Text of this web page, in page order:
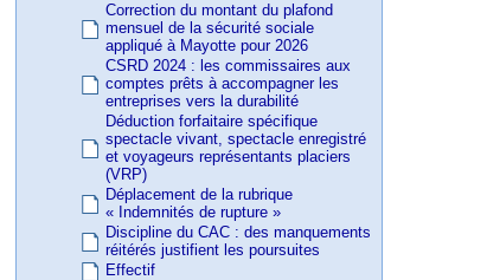
Correction du montant du plafond
mensuel de la sécurité sociale
appliqué à Mayotte pour 2026
CSRD 2024 : les commissaires aux
comptes prêts à accompagner les
entreprises vers la durabilité
Déduction forfaitaire spécifique
spectacle vivant, spectacle enregistré
et voyageurs représentants placiers
(VRP)
Déplacement de la rubrique
« Indemnités de rupture »
Discipline du CAC : des manquements
réitérés justifient les poursuites
Effectif